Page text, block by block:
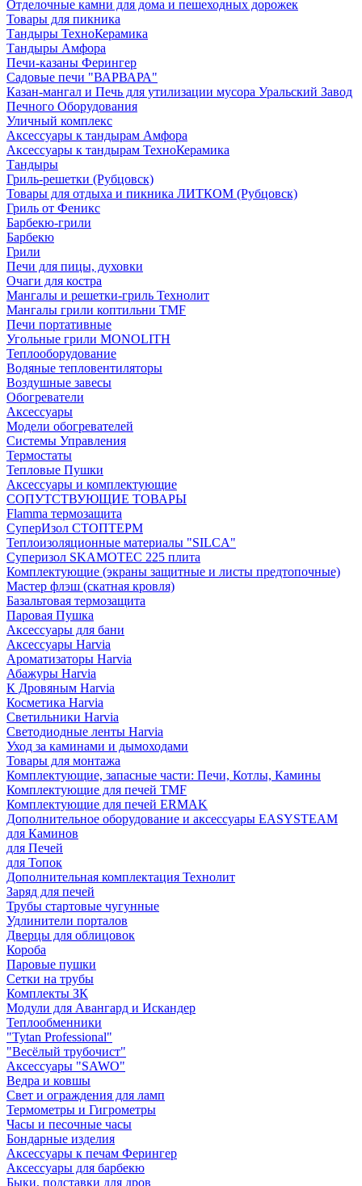
Отделочные камни для дома и пешеходных дорожек
Товары для пикника
Тандыры ТехноКерамика
Тандыры Амфора
Печи-казаны Ферингер
Садовые печи "ВАРВАРА"
Казан-мангал и Печь для утилизации мусора Уральский Завод
Печного Оборудования
Уличный комплекс
Аксессуары к тандырам Амфора
Аксессуары к тандырам ТехноКерамика
Тандыры
Гриль-решетки (Рубцовск)
Товары для отдыха и пикника ЛИТКОМ (Рубцовск)
Гриль от Феникс
Барбекю-грили
Барбекю
Грили
Печи для пицы, духовки
Очаги для костра
Мангалы и решетки-гриль Технолит
Мангалы грили коптильни TMF
Печи портативные
Угольные грили MONOLITH
Теплооборудование
Водяные тепловентиляторы
Воздушные завесы
Обогреватели
Аксессуары
Модели обогревателей
Системы Управления
Термостаты
Тепловые Пушки
Аксессуары и комплектующие
СОПУТСТВУЮЩИЕ ТОВАРЫ
Flamma термозащита
СуперИзол СТОПТЕРМ
Теплоизоляционные материалы "SILCA"
Суперизол SKAMOTEC 225 плита
Комплектующие (экраны защитные и листы предтопочные)
Мастер флэш (скатная кровля)
Базальтовая термозащита
Паровая Пушка
Аксессуары для бани
Аксессуары Harvia
Ароматизаторы Harvia
Абажуры Harvia
К Дровяным Harvia
Косметика Harvia
Светильники Harvia
Светодиодные ленты Harvia
Уход за каминами и дымоходами
Товары для монтажа
Комплектующие, запасные части: Печи, Котлы, Камины
Комплектующие для печей TMF
Комплектующие для печей ERMAK
Дополнительное оборудование и аксессуары EASYSTEAM
для Каминов
для Печей
для Топок
Дополнительная комплектация Технолит
Заряд для печей
Трубы стартовые чугунные
Удлинители порталов
Дверцы для облицовок
Короба
Паровые пушки
Сетки на трубы
Комплекты ЗК
Модули для Авангард и Искандер
Теплообменники
"Tytan Professional"
"Весёлый трубочист"
Аксессуары "SAWO"
Ведра и ковшы
Свет и ограждения для ламп
Термометры и Гигрометры
Часы и песочные часы
Бондарные изделия
Аксессуары к печам Ферингер
Аксессуары для барбекю
Быки, подставки для дров